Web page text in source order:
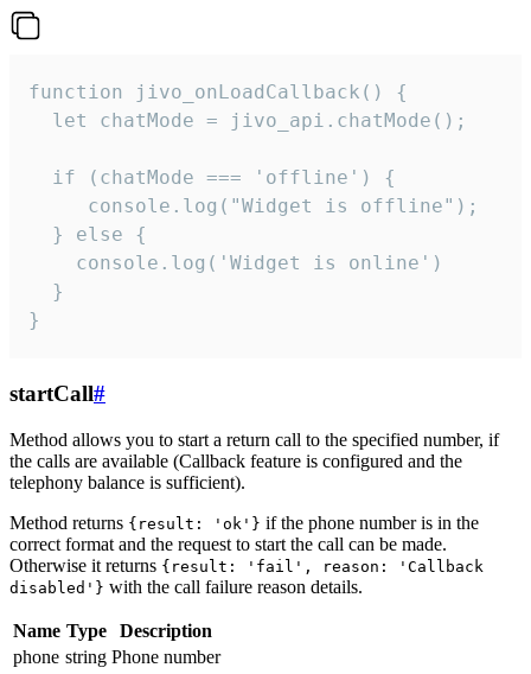
function jivo_onLoadCallback() {
  let chatMode = jivo_api.chatMode();
  if (chatMode === 'offline') {
     console.log("Widget is offline");
  } else {
    console.log('Widget is online')
  }
}
startCall#
Method allows you to start a return call to the specified number, if
the calls are available (Callback feature is configured and the
telephony balance is sufficient).
Method returns {result: 'ok'} if the phone number is in the
correct format and the request to start the call can be made.
Otherwise it returns {result: 'fail', reason: 'Callback
disabled'} with the call failure reason details.
Name Type
Description
phone string Phone number